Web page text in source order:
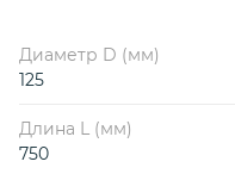
Диаметр D (мм)
125
Длина L (мм)
750